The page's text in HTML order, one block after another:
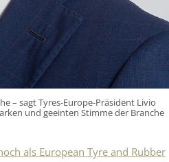
– sagt Tyres-Europe-Präsident Livio
und geeinten Stimme der Branche
als European Tyre and Rubber